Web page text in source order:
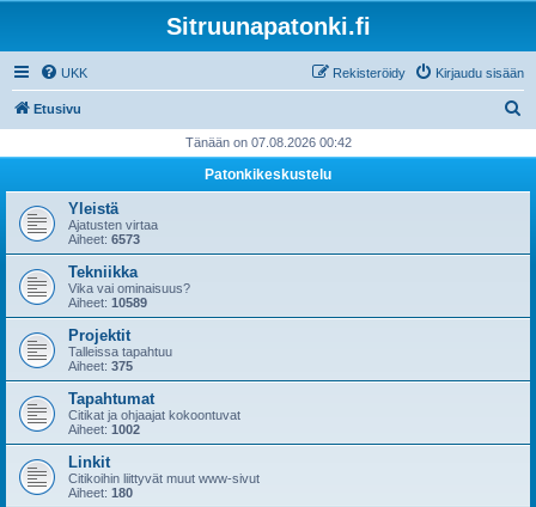
Sitruunapatonki.fi
UKK Kirjaudu sisään
Rekisteröidy
Etusivu
i
Tänään on 07.08.2026 00:42
Patonkikeskustelu
Yleistä
Ajatusten virtaa
Aiheet: 6573
Tekniikka
Vika vai ominaisuus?
Aiheet: 10589
Projektit
Talleissa tapahtuu
Aiheet: 375
Tapahtumat
Citikat ja ohjaajat kokoontuvat
Aiheet: 1002
Linkit
Citikoihin liittyvät muut www-sivut
Aiheet: 180